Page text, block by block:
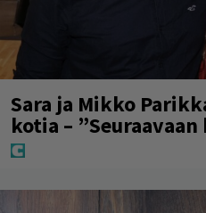
Sara ja Mikko
kotia –